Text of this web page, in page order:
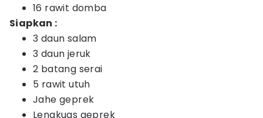
16 rawit domba
Siapkan :
3 daun salam
3 daun jeruk
2 batang serai
5 rawit utuh
Jahe geprek
Lengkuas geprek